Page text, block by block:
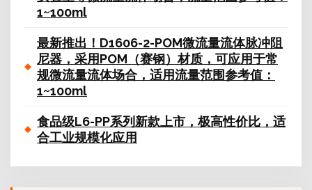
1~100ml
最新推出！D1606-2-POM微流量流体脉冲阻
尼器，采用POM（赛钢）材质，可应用于常
规微流量流体场合，适用流量范围参考值：
1~100ml
食品级L6-PP系列新款上市，极高性价比，适
合工业规模化应用